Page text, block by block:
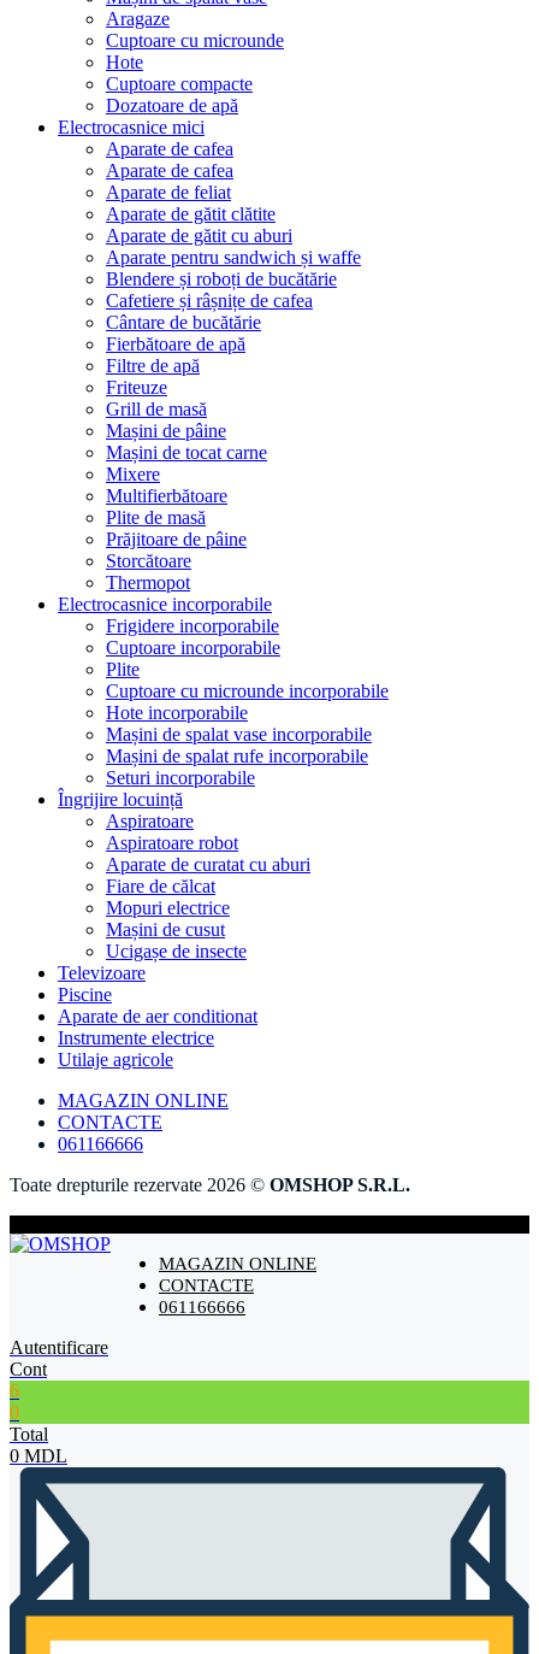
Aragaze
Cuptoare cu microunde
Hote
Cuptoare compacte
Dozatoare de aрă
Electrocasnice mici
Aparate de cafea
Aparate de cafea
Aparate de feliat
Aparate de gătit clătite
Aparate de gătit cu aburi
Aparate pentru sandwich și waffe
Blendere și roboți de bucătărie
Cafetiere și râșnițe de cafea
Cântare de bucătărie
Fierbătoare de apă
Filtre de apă
Friteuze
Grill de masă
Mașini de pâine
Mașini de tocat carne
Mixere
Multifierbătoare
Plite de masă
Prăjitoare de pâine
Storcătoare
Thermopot
Electrocasnice incorporabile
Frigidere incorporabile
Cuptoare incorporabile
Plite
Cuptoare cu microunde incorporabile
Hote incorporabile
Mașini de spalat vase incorporabile
Mașini de spalat rufe incorporabile
Seturi incorporabile
Îngrijire locuință
Aspiratoare
Aspiratoare robot
Aparate de curatat cu aburi
Fiare de călcat
Mopuri electrice
Mașini de cusut
Ucigașe de insecte
Televizoare
Piscine
Aparate de aer conditionat
Instrumente electrice
Utilaje agricole
MAGAZIN ONLINE
CONTACTE
061166666
Toate drepturile rezervate 2026 © OMSHOP S.R.L.
MAGAZIN ONLINE
CONTACTE
061166666
Autentificare
Cont
6
0
Total
0 MDL